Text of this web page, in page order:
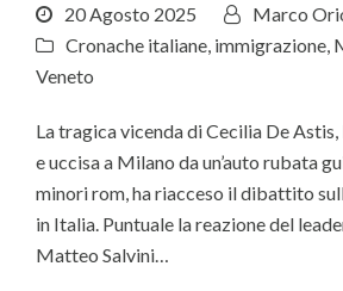
20 Agosto 2025
Marco
Cronache italiane immigrazione
Veneto
La tragica vicenda di Cecilia De
e uccisa a Milano da un’auto rubata
minori rom, ha riacceso il dibattito
in Italia. Puntuale la reazione del
Matteo Salvini…